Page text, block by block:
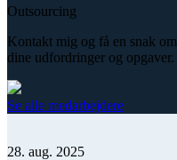
Outsourcing
Kontakt mig og få en snak om
dine udfordringer og opgaver.
Se alle medarbejdere
28. aug. 2025